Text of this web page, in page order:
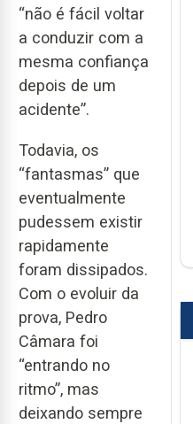
“não é fácil voltar
a conduzir com a
mesma confiança
depois de um
acidente”.
Todavia, os
“fantasmas” que
eventualmente
pudessem existir
rapidamente
foram dissipados.
Com o evoluir da
prova, Pedro
Câmara foi
“entrando no
ritmo”, mas
deixando sempre